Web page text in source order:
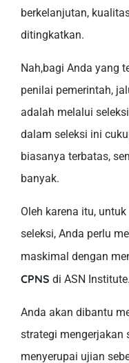
berkelanjutan,
ditingkatkan.
Nah,bagi Anda yang
penilai pemerintah,
adalah melalui
dalam seleksi ini
biasanya terbatas,
banyak.
Oleh karena itu,
seleksi, Anda perlu
maskimal dengan
CPNS di ASN Institute.
Anda akan dibantu
strategi mengerjakan
menyerupai ujian